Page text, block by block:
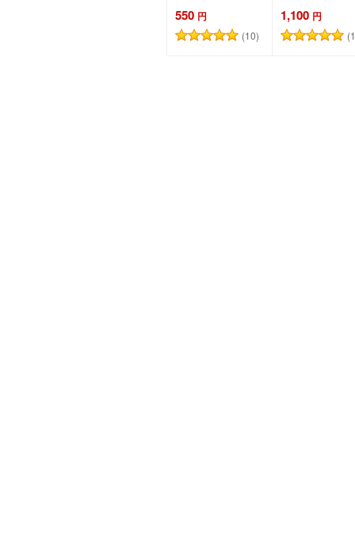
550 円
(10)
カートに追加
1,100 円
カー